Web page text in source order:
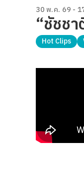
30 พ.ค. 69 -
“ชัชช
Hot Clips